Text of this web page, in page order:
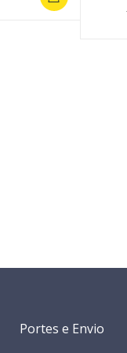
Portes e Envio